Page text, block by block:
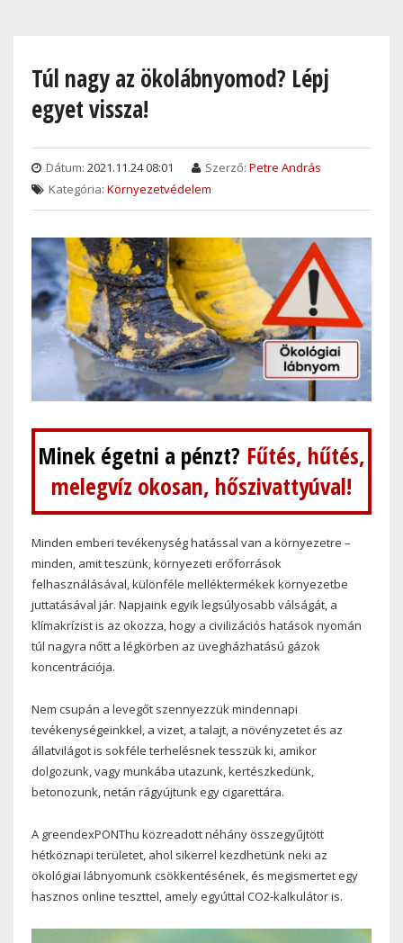
contentTúl nagy az ökolábnyomod? Lépj
egyet vissza!
Dátum: 2021.11.24 08:01 Szerző: Petre András
Kategória: Környezetvédelem
Minek égetni a pénzt? Fűtés, hűtés,
melegvíz okosan, hőszivattyúval!
Minden emberi tevékenység hatással van a környezetre –
minden, amit teszünk, környezeti erőforrások
felhasználásával, különféle melléktermékek környezetbe
juttatásával jár. Napjaink egyik legsúlyosabb válságát, a
klímakrízist is az okozza, hogy a civilizációs hatások nyomán
túl nagyra nőtt a légkörben az üvegházhatású gázok
koncentrációja.
Nem csupán a levegőt szennyezzük mindennapi
tevékenységeinkkel, a vizet, a talajt, a növényzetet és az
állatvilágot is sokféle terhelésnek tesszük ki, amikor
dolgozunk, vagy munkába utazunk, kertészkedünk,
betonozunk, netán rágyújtunk egy cigarettára.
A greendexPONThu közreadott néhány összegyűjtött
hétköznapi területet, ahol sikerrel kezdhetünk neki az
ökológiai lábnyomunk csökkentésének, és megismertet egy
hasznos online teszttel, amely egyúttal CO2-kalkulátor is.